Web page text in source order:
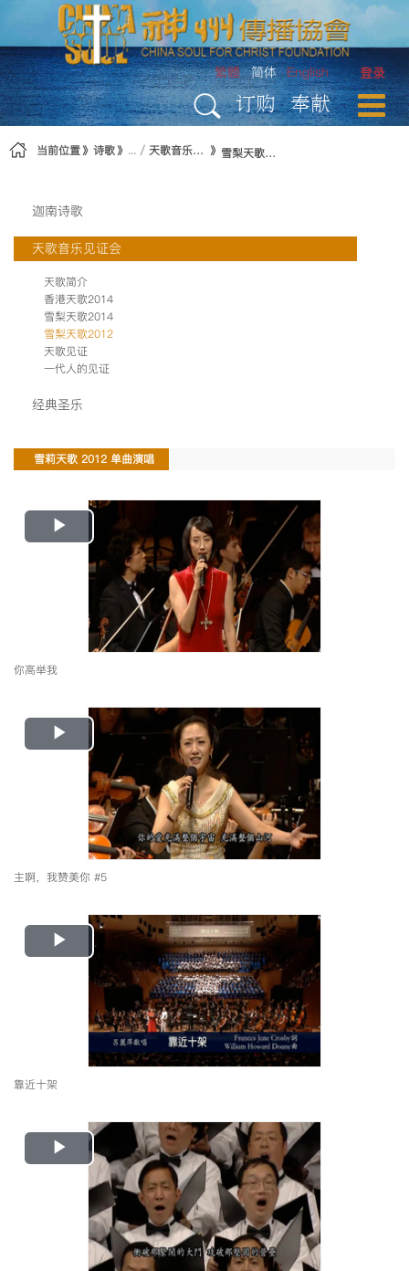
跳转到内容
登录
繁體 简体 English
订购 奉献
当前位置 诗歌 天歌音乐见证会 雪梨天歌2012
迦南诗歌
天歌音乐见证会
天歌简介
香港天歌2014
雪梨天歌2014
雪梨天歌2012
天歌见证
一代人的见证
经典圣乐
雪莉天歌 2012 单曲演唱
Play
Video
你高举我
Play
Video
主啊，我赞美你 #5
Play
Video
靠近十架
Play
Video